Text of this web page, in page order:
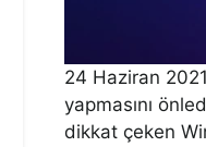
24 Haziran
yapmasını
dikkat çeken